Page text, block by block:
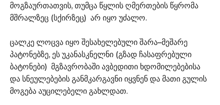
მოგზაურთათვის, თუმცა წყლის ღმერთების წყრომა
მშრალზეც (სქირზეც) არ იყო უძალო.
ცალკე ლოცვა იყო შესახელებული შარა–მეშარე
პატონებზე, ეს უკანასკნელნი (გზად ჩასაფრებული
ბატონები) მგზავრობაში ავბედითი ხდომილებებისა
და სნეულებების განმკარგავნი იყვნენ და მათი გულის
მოგება აუცილებელი გახლდათ.